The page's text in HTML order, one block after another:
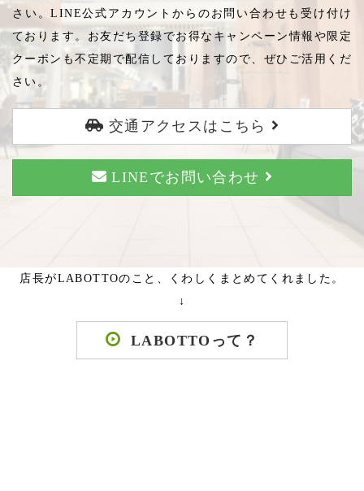
さい。LINE公式アカウントからのお問い合わせも受け付け
ております。お友だち登録でお得なキャンペーン情報や限定
クーポンも不定期で配信しておりますので、ぜひご活用くだ
さい。
交通アクセスはこちら
LINEでお問い合わせ
店長がLABOTTOのこと、くわしくまとめてくれました。
↓
LABOTTOって？